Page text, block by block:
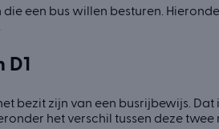
een bus willen besturen.
bezit zijn van een busrijbewijs. Dat
het verschil tussen deze